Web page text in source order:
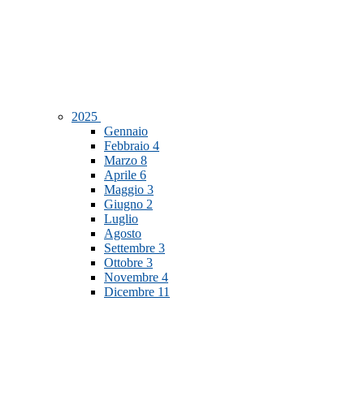
2025
Gennaio
Febbraio 4
Marzo 8
Aprile 6
Maggio 3
Giugno 2
Luglio
Agosto
Settembre 3
Ottobre 3
Novembre 4
Dicembre 11